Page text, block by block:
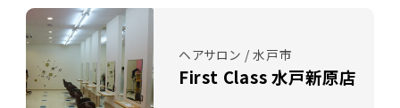
ヘアサロン / 水戸市
First Class 水戸新原店